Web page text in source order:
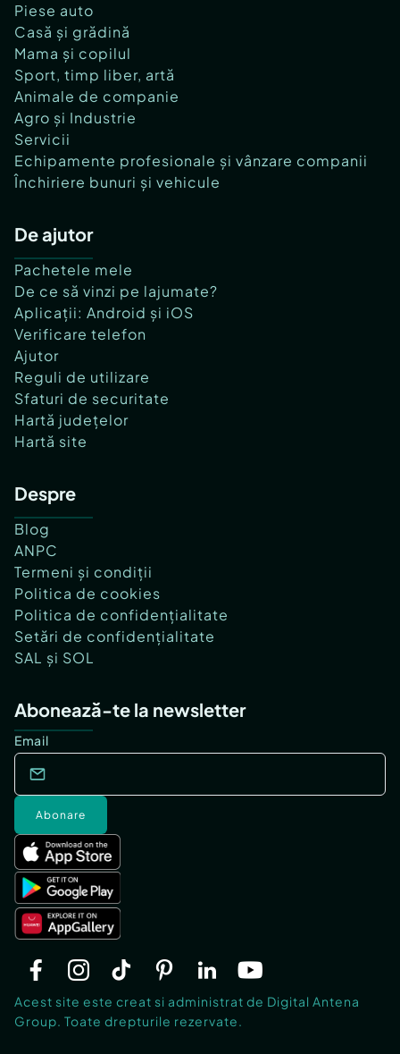
Piese auto
Casă și grădină
Mama și copilul
Sport, timp liber, artă
Animale de companie
Agro și Industrie
Servicii
Echipamente profesionale și vânzare companii
Închiriere bunuri și vehicule
De ajutor
Pachetele mele
De ce să vinzi pe lajumate?
Aplicații: Android și iOS
Verificare telefon
Ajutor
Reguli de utilizare
Sfaturi de securitate
Hartă județelor
Hartă site
Despre
Blog
ANPC
Termeni și condiții
Politica de cookies
Politica de confidențialitate
Setări de confidențialitate
SAL și SOL
Abonează-te la newsletter
Email
Abonare
Acest site este creat si administrat de Digital Antena
Group. Toate drepturile rezervate.